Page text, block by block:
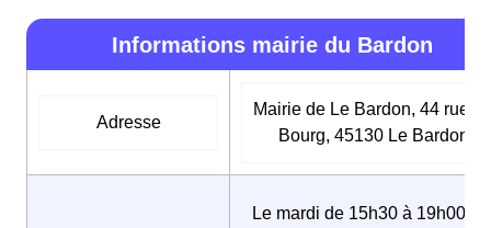
Informations mairie du Bardon
Adresse
Mairie de Le Bardon, 44 rue
Bourg, 45130 Le Bardon
Le mardi de 15h30 à 19h00,